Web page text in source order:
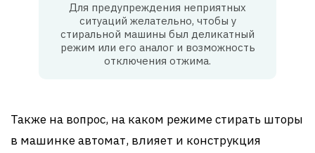
Для предупреждения неприятных
ситуаций желательно, чтобы у
стиральной машины был деликатный
режим или его аналог и возможность
отключения отжима.
Также на вопрос, на каком режиме стирать шторы
в машинке автомат, влияет и конструкция